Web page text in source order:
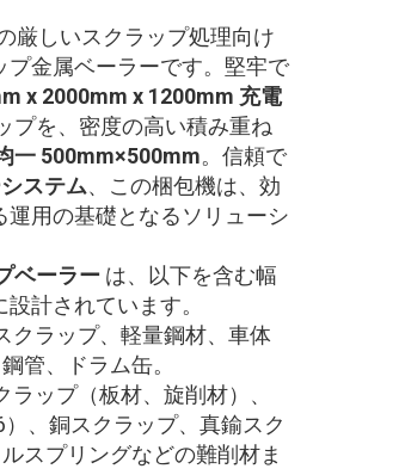
厳しいスクラップ処理向け
金属ベーラーです。堅牢で
x 2000mm x 1200mm 充電
プを、密度の高い積み重ね
一 500mm×500mm。信頼で
ステム、この梱包機は、効
用の基礎となるソリューシ
ベーラーは、以下を含む幅
計されています。
クラップ、軽量鋼材、車体
管、ドラム缶。
ラップ（板材、旋削材）、
、銅スクラップ、真鍮スク
スプリングなどの難削材ま